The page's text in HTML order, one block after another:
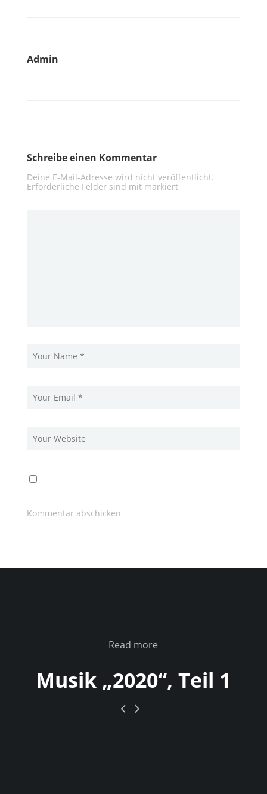
Admin
Schreibe einen Kommentar
Deine E-Mail-Adresse wird nicht veröffentlicht.
Erforderliche Felder sind mit markiert
Read more
Musik „2020“, Teil 1